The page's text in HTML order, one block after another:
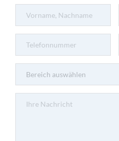
Bereich auswählen